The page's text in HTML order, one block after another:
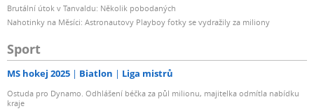
Brutální útok v Tanvaldu: Několik pobodaných
Nahotinky na Měsíci: Astronautovy Playboy fotky se vydražily za miliony
Sport
MS hokej 2025 Biatlon Liga mistrů
Ostuda pro Dynamo. Odhlášení béčka za půl milionu, majitelka odmítla nabídku
kraje